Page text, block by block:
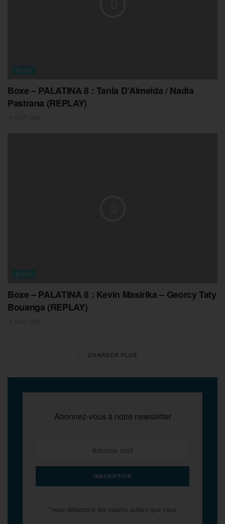
BOXE
Boxe – PALATINA 8 : Tania D’Almeida / Nadia
Pastrana (REPLAY)
BOXE
Boxe – PALATINA 8 : Kevin Masirika – Georcy Taty
Bouanga (REPLAY)
CHARGER PLUS
Abonnez-vous à notre newsletter
*nous détestons les spams autant que vous